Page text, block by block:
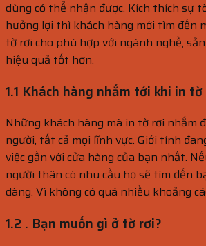
dùng có thể nhận được. Kích thích sự
hưởng lợi thì khách hàng mới tìm đến
tờ rơi cho phù hợp với ngành nghề,
hiệu quả tốt hơn.
1.1 Khách hàng nhắm tới khi in
Những khách hàng mà in tờ rơi nhắm
người, tất cả mọi lĩnh vực. Giới tính
việc gần với cửa hàng của bạn nhất.
người thân có nhu cầu họ sẽ tìm đến
dàng. Vì không có quá nhiều khoảng
1.2 . Bạn muốn gì ở tờ rơi?